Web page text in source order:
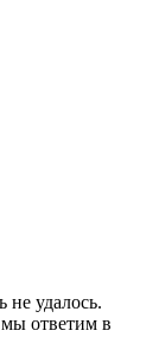
удалось.
мы ответим в